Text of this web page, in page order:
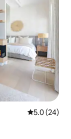
レビュー24
5.0 (24)